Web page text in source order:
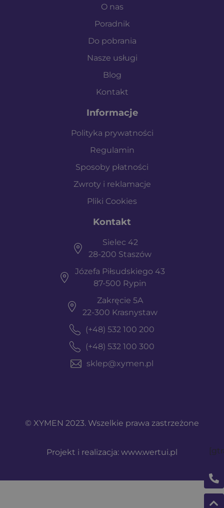
O nas
Poradnik
Do pobrania
Nasze usługi
Blog
Kontakt
Informacje
Polityka prywatności
Regulamin
Sposoby płatności
Zwroty i reklamacje
Pliki Cookies
Kontakt
Sielec 42
28-200 Staszów
Józefa Piłsudskiego 43
87-500 Rypin
Zakręcie 5A
22-300 Krasnystaw
(+48) 532 100 200
(+48) 532 100 300
sklep@xymen.pl
© XYMEN 2023. Wszelkie prawa zastrzeżone
Projekt i realizacja: www.wertui.pl